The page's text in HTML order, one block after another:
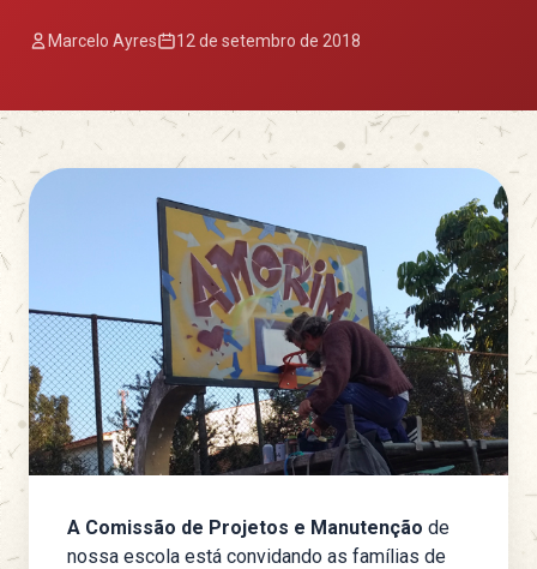
Marcelo Ayres 12 de setembro de 2018
A Comissão de Projetos e Manutenção de
nossa escola está convidando as famílias de